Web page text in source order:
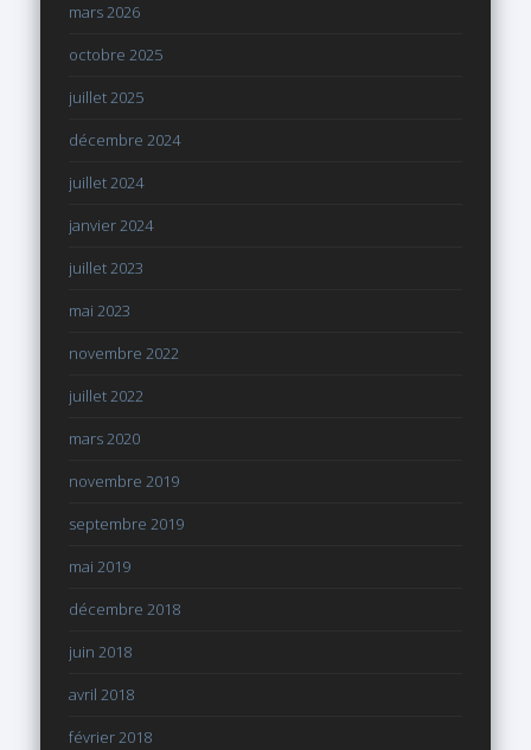
mars 2026
octobre 2025
juillet 2025
décembre 2024
juillet 2024
janvier 2024
juillet 2023
mai 2023
novembre 2022
juillet 2022
mars 2020
novembre 2019
septembre 2019
mai 2019
décembre 2018
juin 2018
avril 2018
février 2018